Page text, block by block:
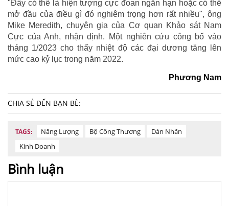
"Đây có thể là hiện tượng cực đoan ngắn hạn hoặc có thể
mở đầu của điều gì đó nghiêm trọng hơn rất nhiều", ông
Mike Meredith, chuyên gia của Cơ quan Khảo sát Nam
Cực của Anh, nhận định. Một nghiên cứu công bố vào
tháng 1/2023 cho thấy nhiệt độ các đại dương tăng lên
mức cao kỷ lục trong năm 2022.
Phương Nam
CHIA SẺ ĐẾN BẠN BÈ:
TAGS: Năng Lượng Bộ Công Thương
Dán Nhãn
Kinh Doanh
Bình luận